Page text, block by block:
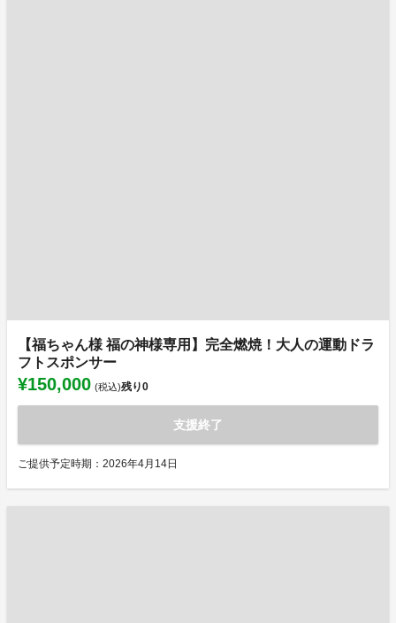
【福ちゃん様 福の神様専用】完全燃焼！大人の運動ドラ
フトスポンサー
¥150,000 (税込)残り0
支援終了
ご提供予定時期：2026年4月14日